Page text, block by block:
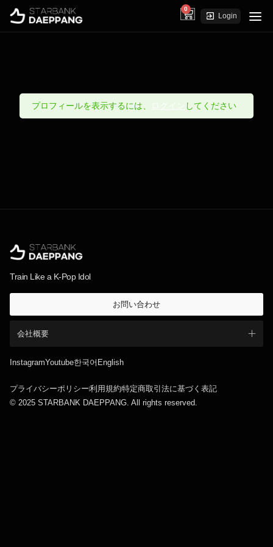
0
cart Login
プロフィールを表示するには、 ログイン してください
Train Like a K-Pop Idol
お問い合わせ
会社概要
InstagramYoutube한국어 English
© 2025 STARBANK DAEPPANG. All rights reserved.
プライバシーポリシー利用規約特定商取引法に基づく表記